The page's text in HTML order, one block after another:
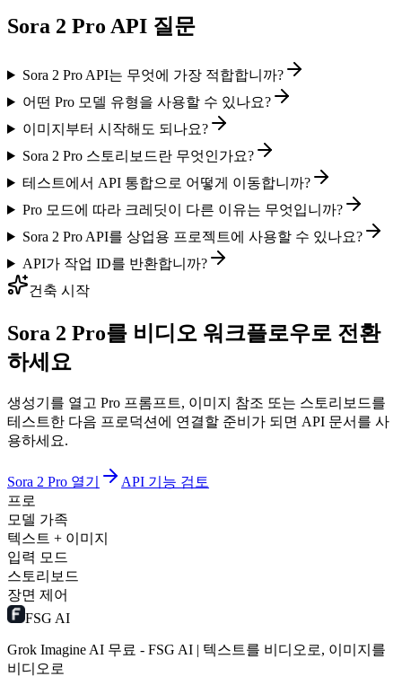
Sora 2 Pro API 질문
Sora 2 Pro API는 무엇에 가장 적합합니까?
어떤 Pro 모델 유형을 사용할 수 있나요?
이미지부터 시작해도 되나요?
Sora 2 Pro 스토리보드란 무엇인가요?
테스트에서 API 통합으로 어떻게 이동합니까?
Pro 모드에 따라 크레딧이 다른 이유는 무엇입니까?
Sora 2 Pro API를 상업용 프로젝트에 사용할 수 있나요?
API가 작업 ID를 반환합니까?
건축 시작
Sora 2 Pro를 비디오 워크플로우로 전환
하세요
생성기를 열고 Pro 프롬프트, 이미지 참조 또는 스토리보드를
테스트한 다음 프로덕션에 연결할 준비가 되면 API 문서를 사
용하세요.
Sora 2 Pro 열기
API 기능 검토
프로
모델 가족
텍스트 + 이미지
입력 모드
스토리보드
장면 제어
FSG AI
Grok Imagine AI 무료 - FSG AI | 텍스트를 비디오로, 이미지를
비디오로